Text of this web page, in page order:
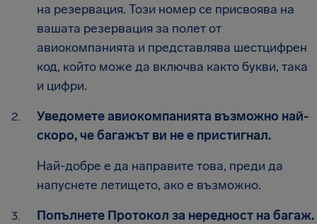
на резервация. Този номер се присвоява на
вашата резервация за полет от
авиокомпанията и представлява шестцифрен
код, който може да включва както букви, така
и цифри.
Уведомете авиокомпанията възможно най-
скоро, че багажът ви не е пристигнал.
Най-добре е да направите това, преди да
напуснете летището, ако е възможно.
Попълнете Протокол за нередност на багаж.